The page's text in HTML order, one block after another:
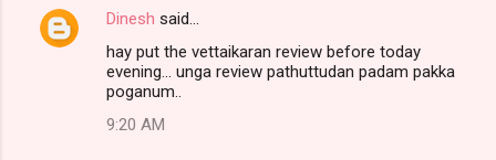
Dinesh said…
hay put the vettaikaran review before today
evening... unga review pathuttudan padam pakka
poganum..
9:20 AM